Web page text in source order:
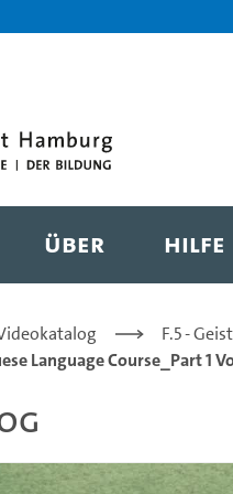
Über Hilfe
for F.5 -
Language Course_Part 1